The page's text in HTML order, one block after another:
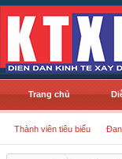
Trang chủ
Thành viên tiêu biểu